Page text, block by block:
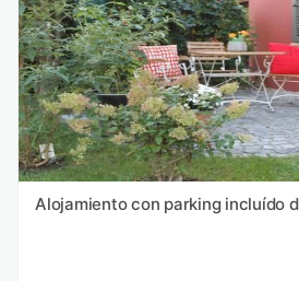
Alojamiento con parking incluído